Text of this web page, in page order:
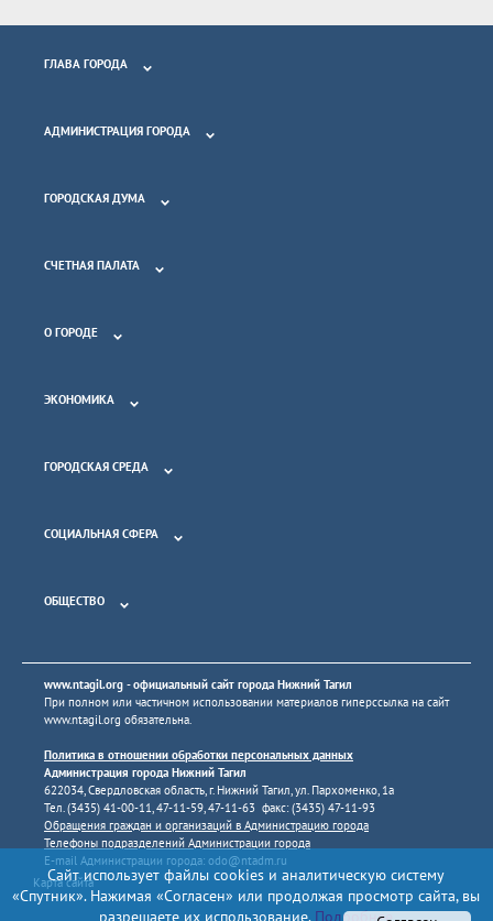
ГЛАВА ГОРОДА
АДМИНИСТРАЦИЯ ГОРОДА
ГОРОДСКАЯ ДУМА
СЧЕТНАЯ ПАЛАТА
О ГОРОДЕ
ЭКОНОМИКА
ГОРОДСКАЯ СРЕДА
СОЦИАЛЬНАЯ СФЕРА
ОБЩЕСТВО
www.ntagil.org - официальный сайт города Нижний Тагил
При полном или частичном использовании материалов гиперссылка на сайт
www.ntagil.org обязательна.
Политика в отношении обработки персональных данных
Администрация города Нижний Тагил
622034, Свердловская область, г. Нижний Тагил, ул. Пархоменко, 1а
Тел. (3435) 41-00-11, 47-11-59, 47-11-63 факс: (3435) 47-11-93
Обращения граждан и организаций в Администрацию города
Телефоны подразделений Администрации города
E-mail Администрации города: odo@ntadm.ru
Карта сайта
Сайт использует файлы cookies и аналитическую систему
«Спутник». Нажимая «Согласен» или продолжая просмотр сайта, вы
разрешаете их использование.Подробнее